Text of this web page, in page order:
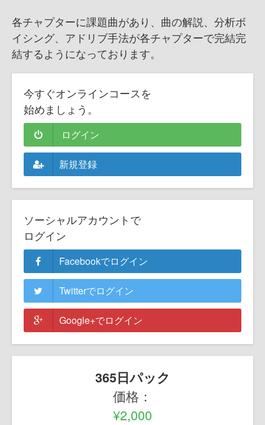
各チャプターに課題曲があり、曲の解説、分析ボ
イシング、アドリブ手法が各チャプターで完結完
結するようになっております。
今すぐオンラインコースを
始めましょう。
ログイン
新規登録
ソーシャルアカウントで
ログイン
Facebookでログイン
Twitterでログイン
Google+でログイン
365日パック
価格：
¥2,000